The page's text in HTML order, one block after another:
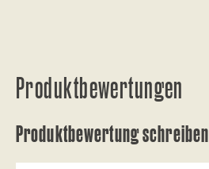
Produktbewertungen
Produktbewertung schreiben